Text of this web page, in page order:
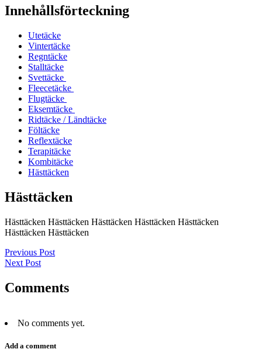
Innehållsförteckning
Utetäcke
Vintertäcke
Regntäcke
Stalltäcke
Svettäcke
Fleecetäcke
Flugtäcke
Eksemtäcke
Ridtäcke / Ländtäcke
Föltäcke
Reflextäcke
Terapitäcke
Kombitäcke
Hästtäcken
Hästtäcken
Hästtäcken Hästtäcken Hästtäcken Hästtäcken Hästtäcken
Hästtäcken Hästtäcken
Previous Post
Next Post
Comments
No comments yet.
Add a comment